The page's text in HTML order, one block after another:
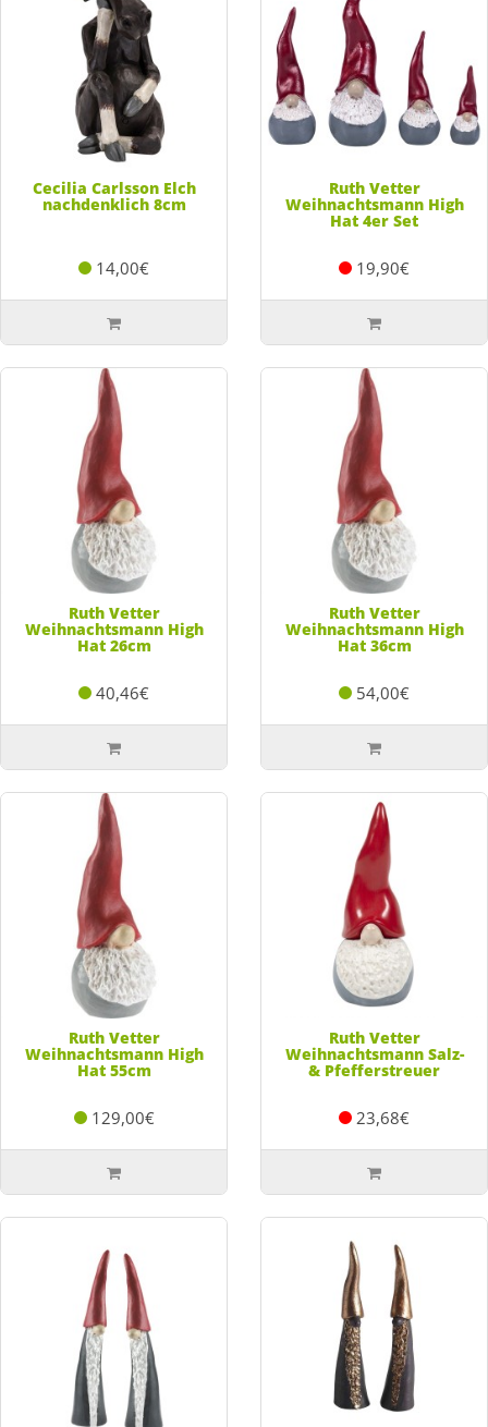
Cecilia Carlsson Elch
nachdenklich 8cm
14,00€
Ruth Vetter
Weihnachtsmann High
Hat 4er Set
19,90€
Ruth Vetter
Weihnachtsmann High
Hat 26cm
40,46€
Ruth Vetter
Weihnachtsmann High
Hat 36cm
54,00€
Ruth Vetter
Weihnachtsmann High
Hat 55cm
129,00€
Ruth Vetter
Weihnachtsmann Salz-
& Pfefferstreuer
23,68€